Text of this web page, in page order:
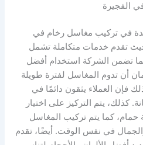
الفجيرة
في تركيب مغاسل رخام في
تقدم خدمات متكاملة تشمل
تضمن الشركة استخدام أفضل
أن تدوم المغاسل لفترة طويلة
فإن العملاء يثقون دائمًا في
كذلك، يتم التركيز على اختيار
كما يتم تركيب المغاسل
في نفس الوقت. أيضًا، تقدم